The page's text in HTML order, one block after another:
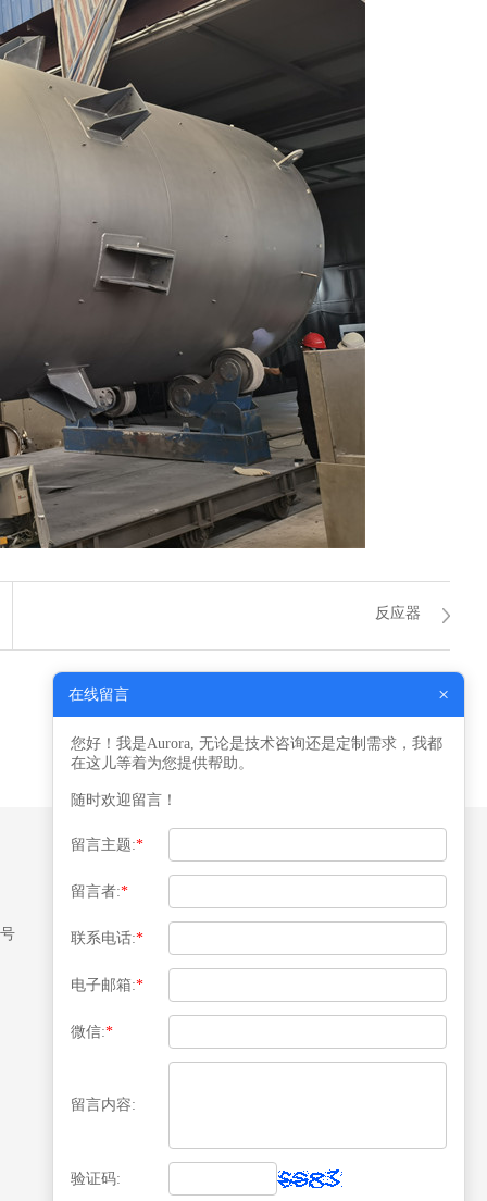
反应器
在线留言 ×
您好！我是Aurora, 无论是技术咨询还是定制需求，我都
在这儿等着为您提供帮助。
随时欢迎留言！
留言主题:*
留言者:*
联系电话:*
电子邮箱:*
微信:*
留言内容:
验证码: